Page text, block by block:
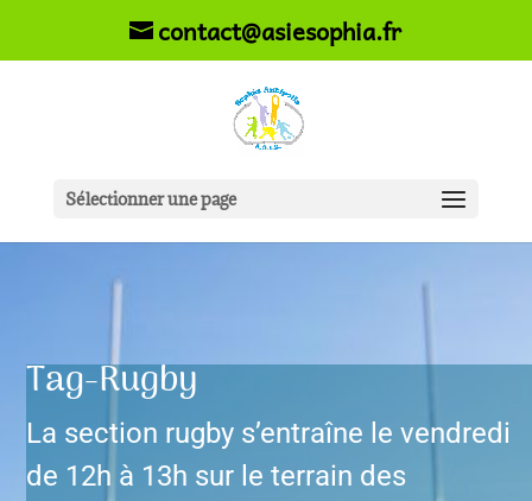
contact@asiesophia.fr
Sélectionner une page
Tag-Rugby
La section rugby s’entraîne le vendredi
de 12h à 13h sur le terrain des